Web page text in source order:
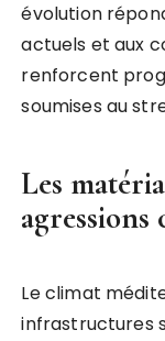
évolution
actuels et aux
renforcent
soumises au
Les
agressions
Le climat
infrastructures